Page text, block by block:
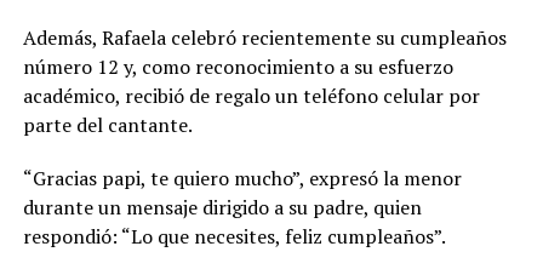
Además, Rafaela celebró recientemente su cumpleaños
número 12 y, como reconocimiento a su esfuerzo
académico, recibió de regalo un teléfono celular por
parte del cantante.
“Gracias papi, te quiero mucho”, expresó la menor
durante un mensaje dirigido a su padre, quien
respondió: “Lo que necesites, feliz cumpleaños”.